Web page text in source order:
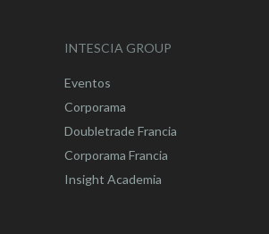
INTESCIA GROUP
Eventos
Corporama
Doubletrade Francia
Corporama Francia
Insight Academia